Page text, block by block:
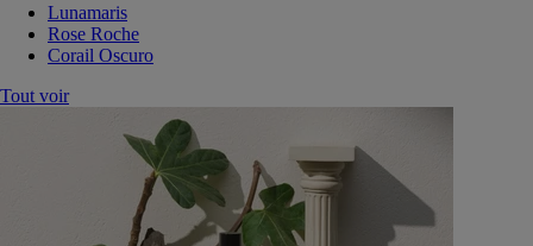
Lunamaris
Rose Roche
Corail Oscuro
Tout voir